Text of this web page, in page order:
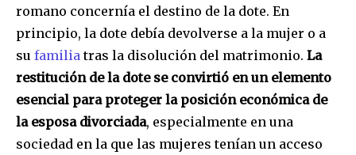
romano concernía el destino de la dote. En
principio, la dote debía devolverse a la mujer o a
su familiatras la disolución del matrimonio. La
restitución de la dote se convirtió en un elemento
esencial para proteger la posición económica de
la esposa divorciada, especialmente en una
sociedad en la que las mujeres tenían un acceso